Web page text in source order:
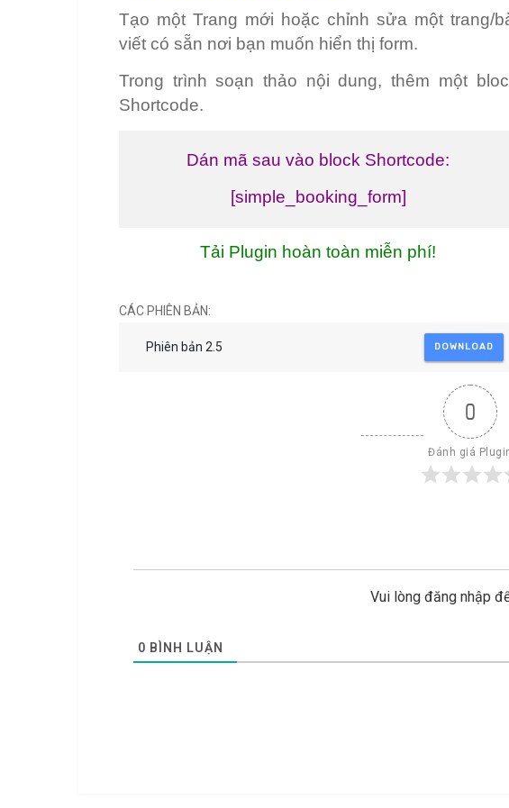
Tạo một Trang mới hoặc chỉnh sửa một trang/
viết có sẵn nơi bạn muốn hiển thị form.
Trong trình soạn thảo nội dung, thêm một
Shortcode.
Dán mã sau vào block Shortcode:
[simple_booking_form]
Tải Plugin hoàn toàn miễn phí!
CÁC PHIÊN BẢN:
Phiên bản 2.5 DOWNLOAD
0
Đánh giá
Vui lòng đăng nhập
0 BÌNH LUẬN